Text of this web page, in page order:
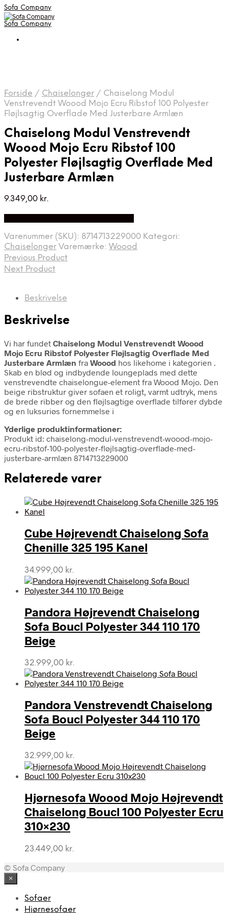
Sofa Company
Sofa Company
Forside / Chaiselonger / Chaiselong Modul
Venstrevendt Woood Mojo Ecru Ribstof 100 Polyester
Fløjlsagtig Overflade Med Justerbare Armlæn
Chaiselong Modul Venstrevendt
Woood Mojo Ecru Ribstof 100
Polyester Fløjlsagtig Overflade Med
Justerbare Armlæn
9.349,00 kr.
Varenummer (SKU): 8714713229000 Kategori:
Chaiselonger Varemærke: Woood
Previous Product
Next Product
Beskrivelse
Beskrivelse
Vi har fundet Chaiselong Modul Venstrevendt Woood
Mojo Ecru Ribstof Polyester Fløjlsagtig Overflade Med
Justerbare Armlæn fra Woood hos likehome i kategorien .
Skab en blød og indbydende loungeplads med dette
venstrevendte chaiselongue-element fra Woood Mojo. Den
beige ribstruktur giver sofaen et roligt, varmt udtryk, mens
de brede ribber og den fløjlsagtige overflade tilfører dybde
og en luksuriøs fornemmelse i
Yderlige produktinformationer:
Produkt id: chaiselong-modul-venstrevendt-woood-mojo-
ecru-ribstof-100-polyester-fløjlsagtig-overflade-med-
justerbare-armlæn 8714713229000
Relaterede varer
Cube Højrevendt Chaiselong Sofa
Chenille 325 195 Kanel
34.999,00 kr.
Pandora Højrevendt Chaiselong
Sofa Boucl Polyester 344 110 170
Beige
32.999,00 kr.
Pandora Venstrevendt Chaiselong
Sofa Boucl Polyester 344 110 170
Beige
32.999,00 kr.
Hjørnesofa Woood Mojo Højrevendt
Chaiselong Boucl 100 Polyester Ecru
310×230
23.449,00 kr.
© Sofa Company
×
Sofaer
Hjørnesofaer